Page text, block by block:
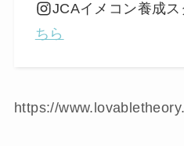
JCAイメコン養成
ちら
https://